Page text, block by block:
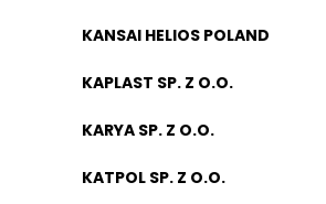
KANSAI HELIOS POLAND
KAPLAST SP. Z O.O.
KARYA SP. Z O.O.
KATPOL SP. Z O.O.